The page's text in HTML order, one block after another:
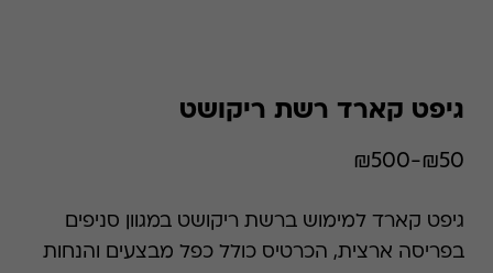
גיפט קארד רשת ריקושט
₪50-₪500
גיפט קארד למימוש ברשת ריקושט במגוון סניפים
בפריסה ארצית, הכרטיס כולל כפל מבצעים והנחות